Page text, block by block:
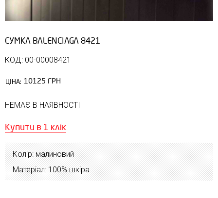
СУМКА BALENCIAGA 8421
КОД: 00-00008421
ЦІНА: 10125 ГРН
НЕМАЄ В НАЯВНОСТІ
Купити в 1 клік
Колір: малиновий
Матеріал: 100% шкіра